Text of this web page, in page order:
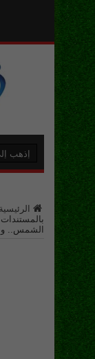
الرئيسية
الشمس..